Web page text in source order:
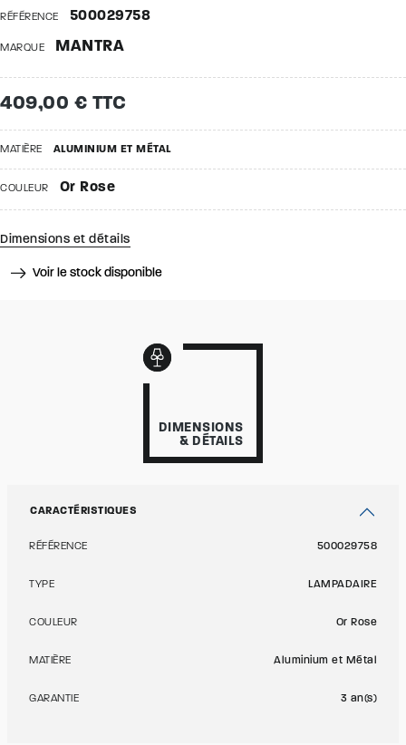
RÉFÉRENCE 500029758
MARQUE MANTRA
409,00 € TTC
MATIÈRE ALUMINIUM ET MÉTAL
COULEUR Or Rose
Dimensions et détails
Voir le stock disponible
DIMENSIONS
& DÉTAILS
CARACTÉRISTIQUES
RÉFÉRENCE 500029758
TYPE LAMPADAIRE
COULEUR Or Rose
MATIÈRE Aluminium et Métal
GARANTIE 3 an(s)